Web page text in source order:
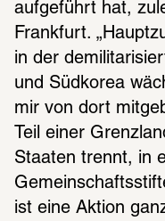
aufgeführt hat,
Frankfurt.
in der
und Südkorea
mir von dort
Teil einer
Staaten trennt, in
ist eine Aktion